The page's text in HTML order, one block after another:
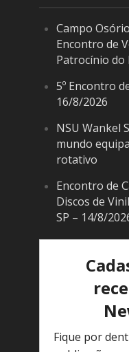
Campo
Encontro de
Patrocínio do
5º Encontro
16/8/2026
NSU Wankel
mundo
rotativo
Encontro de
Discos de
SP – 14/8/